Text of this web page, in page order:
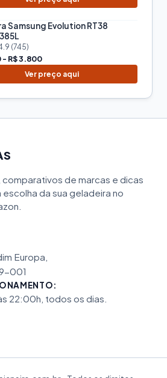
Samsung Evolution RT38
(745)
- R$ 3.800
Ver preço aqui
de marcas e dicas
da sua geladeira no
Europa,
001
22:00h, todos os dias.